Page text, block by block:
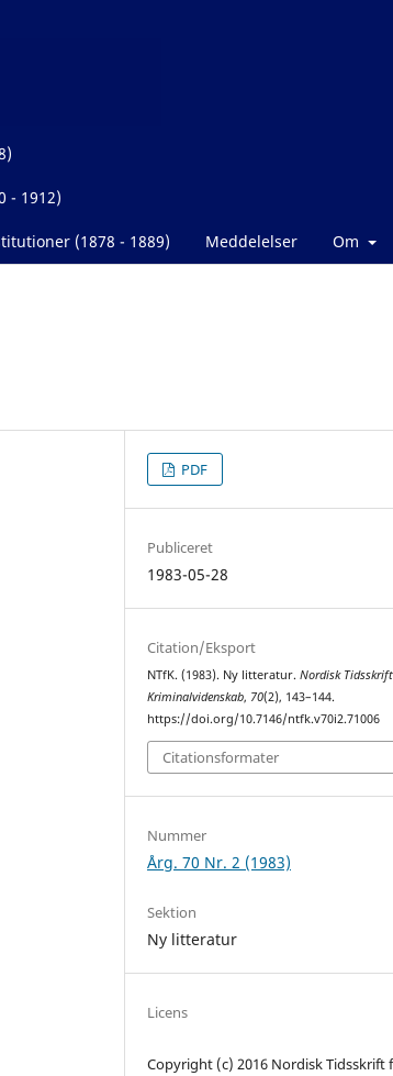
- 1912)
(1878 - 1889) Meddelelser Om
PDF
Publiceret
1983-05-28
Citation/Eksport
NTfK. (1983). Ny litteratur.Nordisk
Kriminalvidenskab, 70(2), 143–144.
https://doi.org/10.7146/ntfk.v70i2.71006
Citationsformater
Nummer
Årg. 70 Nr. 2 (1983)
Sektion
Ny litteratur
Licens
Copyright (c) 2016 Nordisk Tidsskrift